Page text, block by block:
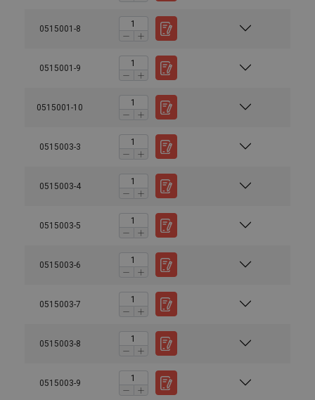
0515001-8
0515001-9
0515001-10
0515003-3
0515003-4
0515003-5
0515003-6
0515003-7
0515003-8
0515003-9